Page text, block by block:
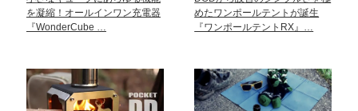
を凝縮！オールインワン充電器
『WonderCube …
めたワンポールテントが誕生
『ワンポールテントRX』…